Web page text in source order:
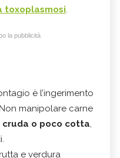
toxoplasmosi.
la pubblicità
è l’ingerimento
manipolare carne
cruda o poco cotta,
e verdura